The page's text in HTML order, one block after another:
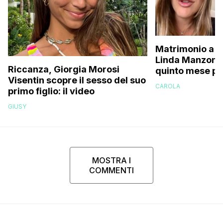
Riccanza, Giorgia Morosi
Visentin scopre il sesso del suo
primo figlio: il video
GIUSY
Matrimonio a
Linda Manzoni
quinto mese
essere in
CAROLA
MOSTRA I
COMMENTI